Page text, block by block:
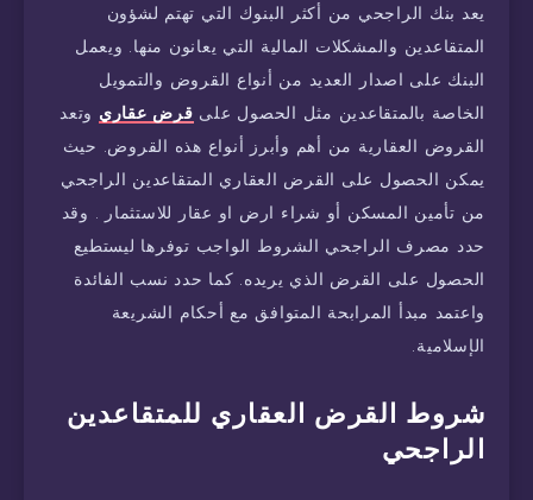
يعد بنك الراجحي من أكثر البنوك التي تهتم لشؤون
المتقاعدين والمشكلات المالية التي يعانون منها. ويعمل
البنك على اصدار العديد من أنواع القروض والتمويل
الخاصة بالمتقاعدين مثل الحصول على قرض عقاري وتعد
القروض العقارية من أهم وأبرز أنواع هذه القروض. حيث
يمكن الحصول على القرض العقاري المتقاعدين الراجحي
من تأمين المسكن أو شراء ارض او عقار للاستثمار . وقد
حدد مصرف الراجحي الشروط الواجب توفرها ليستطيع
الحصول على القرض الذي يريده. كما حدد نسب الفائدة
واعتمد مبدأ المرابحة المتوافق مع أحكام الشريعة
الإسلامية.
شروط القرض العقاري للمتقاعدين
الراجحي